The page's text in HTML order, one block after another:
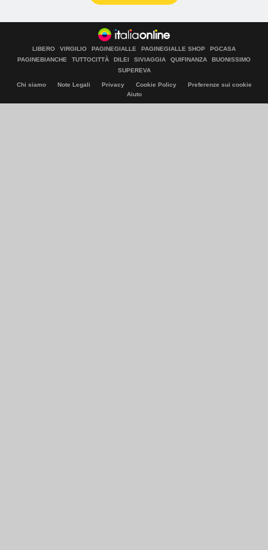
LIBERO VIRGILIO PAGINEGIALLE PAGINEGIALLE SHOP
PGCASA
PAGINEBIANCHE
TUTTOCITTÀ DILEI SIVIAGGIA QUIFINANZA
BUONISSIMO
SUPEREVA
Chi siamo Note Legali Privacy Cookie Policy
Preferenze sui cookie
Aiuto